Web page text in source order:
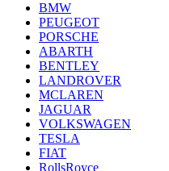
BMW
PEUGEOT
PORSCHE
ABARTH
BENTLEY
LANDROVER
MCLAREN
JAGUAR
VOLKSWAGEN
TESLA
FIAT
RollsRoyce